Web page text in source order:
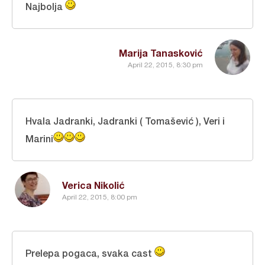
Marija Tanasković
April 22, 2015, 8:30 pm
Najbolja
Verica Nikolić
April 22, 2015, 8:00 pm
Hvala Jadranki, Jadranki ( Tomašević ), Veri i
Marini
Prelepa pogaca, svaka cast